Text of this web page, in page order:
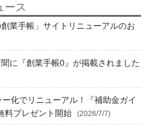
ース
創業手帳」サイトリニューアルのお
に『創業手帳0』が掲載されました
化でリニューアル！『補助金ガイ
料プレゼント開始
(2026/7/7)